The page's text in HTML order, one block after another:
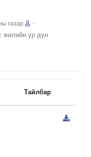
газар -
жилийн үр дүн
Тайлбар